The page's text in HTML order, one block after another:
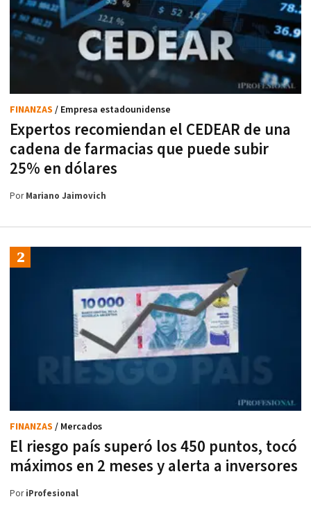
Expertos recomiendan el CEDEAR de una
cadena de farmacias que puede subir
25% en dólares
FINANZAS / Empresa estadounidense
PorMariano Jaimovich
El riesgo país superó los 450 puntos, tocó
máximos en 2 meses y alerta a inversores
FINANZAS / Mercados
PoriProfesional